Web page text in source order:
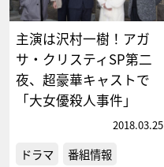
主演は沢村一樹！アガ
サ・クリスティSP第二
夜、超豪華キャストで
「大女優殺人事件」
2018.03.25
ドラマ 番組情報